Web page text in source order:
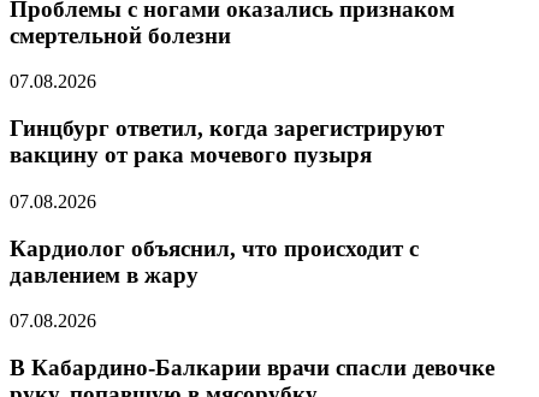
Проблемы с ногами оказались признаком
смертельной болезни
07.08.2026
Гинцбург ответил, когда зарегистрируют
вакцину от рака мочевого пузыря
07.08.2026
Кардиолог объяснил, что происходит с
давлением в жару
07.08.2026
В Кабардино-Балкарии врачи спасли девочке